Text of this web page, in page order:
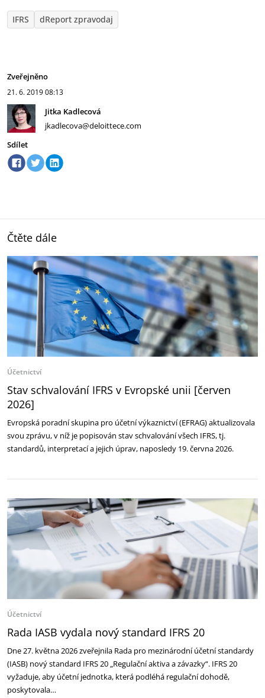
IFRS dReport zpravodaj
Zveřejněno
21. 6. 201908:13
Jitka Kadlecová
jkadlecova@deloittece.com
Sdílet
Čtěte dále
Účetnictví
Stav schvalování IFRS v Evropské unii [červen
2026]
Evropská poradní skupina pro účetní výkaznictví (EFRAG) aktualizovala
svou zprávu, v níž je popisován stav schvalování všech IFRS, tj.
standardů, interpretací a jejich úprav, naposledy 19. června 2026.
Účetnictví
Rada IASB vydala nový standard IFRS 20
Dne 27. května 2026 zveřejnila Rada pro mezinárodní účetní standardy
(IASB) nový standard IFRS 20 „Regulační aktiva a závazky“. IFRS 20
vyžaduje, aby účetní jednotka, která podléhá regulační dohodě,
poskytovala…